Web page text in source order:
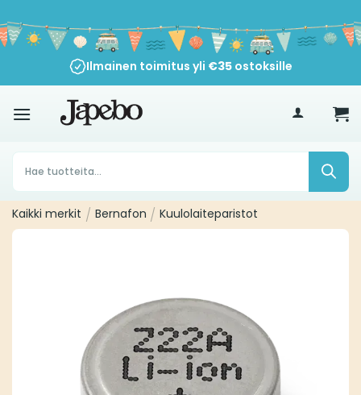
sisältöön
Ilmainen toimitus yli €35ostoksille
Products
search
Kaikki merkit / Bernafon / Kuulolaiteparistot